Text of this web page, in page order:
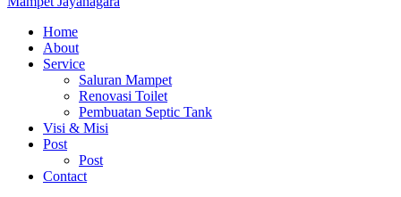
Home
About
Service
Saluran Mampet
Renovasi Toilet
Pembuatan Septic Tank
Visi & Misi
Post
Post
Contact